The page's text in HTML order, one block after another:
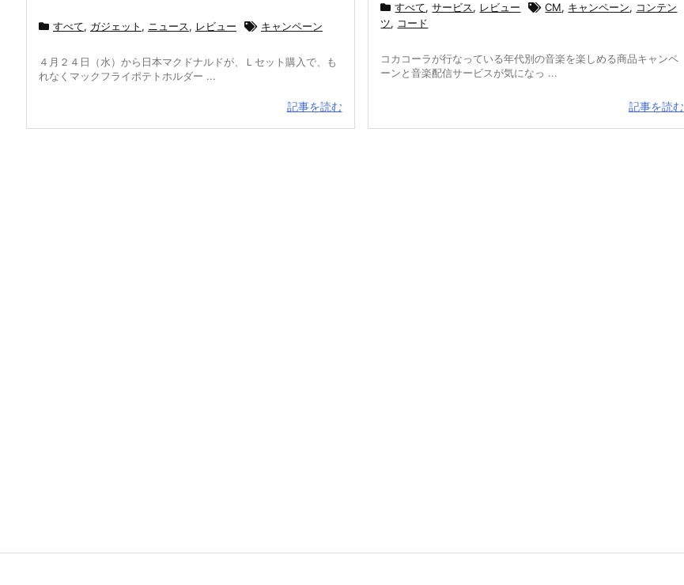
すべて, ガジェット , ニュース, レビュー キャンペーン
４月２４日（水）から日本マクドナルドが、Ｌセット購入で、も
れなくマックフライポテトホルダー ...
記事を読む
すべて,サービス, レビュー CM, キャンペーン, コンテン
ツ, コード
コカコーラが行なっている年代別の音楽を楽しめる商品キャンペ
ーンと音楽配信サービスが気になっ ...
記事を読む